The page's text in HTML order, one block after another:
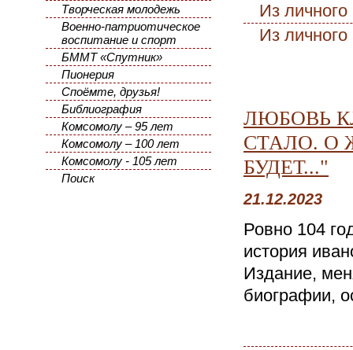
Творческая молодежь
Военно-патриотическое
воспитание и спорт
БММТ «Спутник»
Пионерия
Споёмте, друзья!
Библиография
Комсомолу – 95 лет
Комсомолу – 100 лет
Комсомолу - 105 лет
Поиск
Из
Из
ЛЮБОВЬ
СТАЛО. О
БУДЕТ..."
21.12.2023
Ровно 104
история
Издание,
биографии,